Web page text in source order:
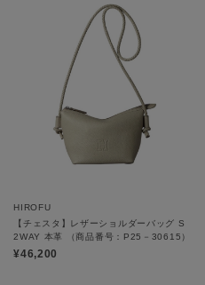
HIROFU
【チェスタ】レザーショルダーバッグ S
2WAY 本革 （商品番号：P25－30615）
¥46,200